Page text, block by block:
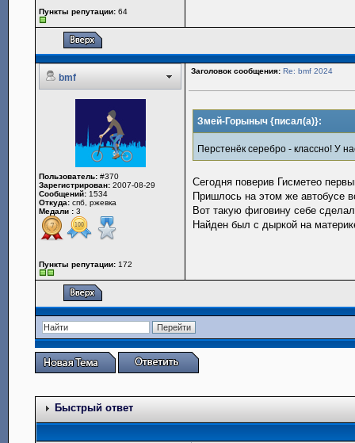
Пункты репутации: 64
bmf
Заголовок сообщения: Re: bmf 2024
Пользователь: #370
Зарегистрирован: 2007-08-29
Сообщений: 1534
Откуда: спб, ржевка
Медали : 3
Пункты репутации: 172
Змей-Горыныч {писал(а)}:
Перстенёк серебро - классно! У
Сегодня поверив Гисметео
Пришлось на этом же автобусе
Вот такую фиговину себе
Найден был с дыркой на
Быстрый ответ